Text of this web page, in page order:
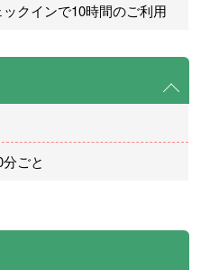
クインで10時間のご利用
ごと